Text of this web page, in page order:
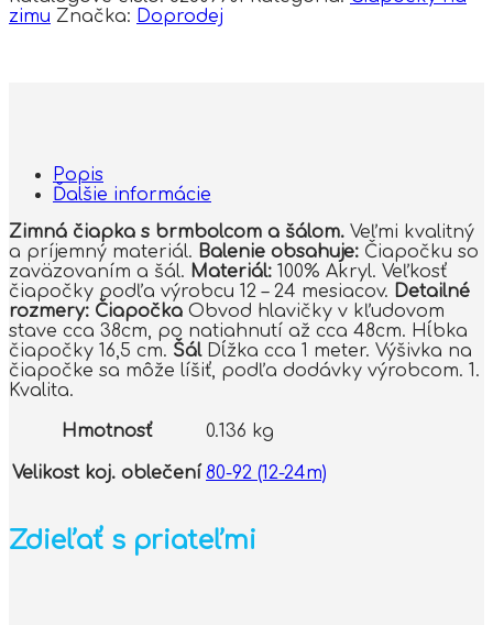
zimu Značka: Doprodej
Popis
Ďalšie informácie
Zimná čiapka s brmbolcom a šálom. Veľmi kvalitný
a príjemný materiál. Balenie obsahuje: Čiapočku so
zaväzovaním a šál. Materiál: 100% Akryl. Veľkosť
čiapočky podľa výrobcu 12 – 24 mesiacov. Detailné
rozmery: Čiapočka Obvod hlavičky v kľudovom
stave cca 38cm, po natiahnutí až cca 48cm. Hĺbka
čiapočky 16,5 cm. ŠálDĺžka cca 1 meter. Výšivka na
čiapočke sa môže líšiť, podľa dodávky výrobcom. 1.
Kvalita.
Hmotnosť 0.136 kg
Velikost koj. oblečení 80-92 (12-24m)
Zdieľať s priateľmi